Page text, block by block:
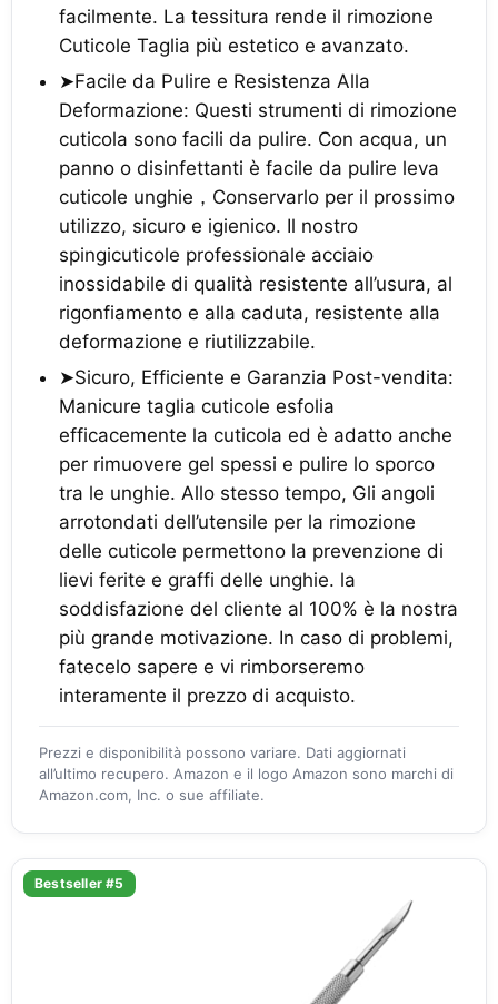
facilmente. La tessitura rende il rimozione
Cuticole Taglia più estetico e avanzato.
➤Facile da Pulire e Resistenza Alla
Deformazione: Questi strumenti di rimozione
cuticola sono facili da pulire. Con acqua, un
panno o disinfettanti è facile da pulire leva
cuticole unghie，Conservarlo per il prossimo
utilizzo, sicuro e igienico. Il nostro
spingicuticole professionale acciaio
inossidabile di qualità resistente all’usura, al
rigonfiamento e alla caduta, resistente alla
deformazione e riutilizzabile.
➤Sicuro, Efficiente e Garanzia Post-vendita:
Manicure taglia cuticole esfolia
efficacemente la cuticola ed è adatto anche
per rimuovere gel spessi e pulire lo sporco
tra le unghie. Allo stesso tempo, Gli angoli
arrotondati dell’utensile per la rimozione
delle cuticole permettono la prevenzione di
lievi ferite e graffi delle unghie. la
soddisfazione del cliente al 100% è la nostra
più grande motivazione. In caso di problemi,
fatecelo sapere e vi rimborseremo
interamente il prezzo di acquisto.
Prezzi e disponibilità possono variare. Dati aggiornati
all’ultimo recupero. Amazon e il logo Amazon sono marchi di
Amazon.com, Inc. o sue affiliate.
Bestseller #5